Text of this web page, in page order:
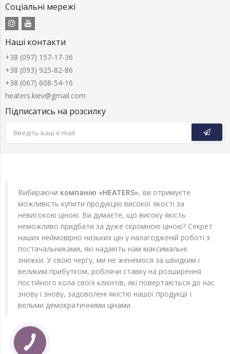
Соціальні мережі
Наші контакти
+38 (097) 157-17-36
+38 (093) 925-82-86
+38 (067) 608-54-16
heaters.kiev@gmail.com
Підписатись на розсилку
Вибираючи компанію «HEATERS», ви отримуєте
можливість купити продукцію високої якості за
невисокою ціною. Ви думаєте, що високу якість
неможливо придбати за дуже скромною ціною? Секрет
наших неймовірно низьких цін у налагодженій роботі з
постачальниками, які надають нам максимальні
знижки. У свою чергу, ми не женемося за швидким і
великим прибутком, роблячи ставку на розширення
постійного кола своїх клієнтів, які повертаються до нас
знову і знову, задоволені якістю нашої продукції і
вельми демократичними цінами.
КНОПКА
ЗВ'ЯЗКУ